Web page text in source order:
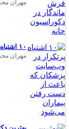
مهران
۱۰ اشتباه پرتکرار در وب‌سایت پزشکان که باعث از دست رفتن بیماران می‌شود
مهران